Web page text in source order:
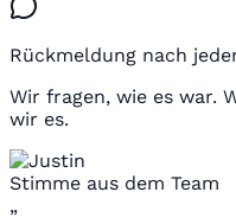
Rückmeldung nach
Wir fragen, wie es war.
wir es.
Stimme aus dem Team
„